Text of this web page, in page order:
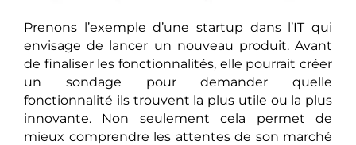
Prenons l’exemple d’une startup dans l’IT qui
envisage de lancer un nouveau produit. Avant
de finaliser les fonctionnalités, elle pourrait créer
un sondage pour demander quelle
fonctionnalité ils trouvent la plus utile ou la plus
innovante. Non seulement cela permet de
mieux comprendre les attentes de son marché